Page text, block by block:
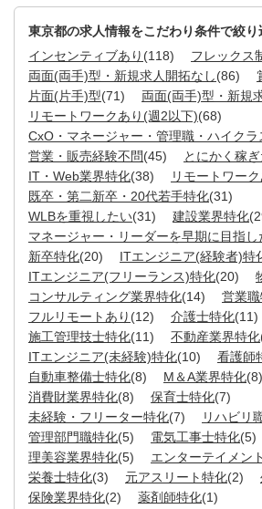
東京都の求人情報をこだわり条件で絞り
インセンティブあり (118) フレックス
両面(両手)型・新規求人開拓なし(86)
片面(片手)型(71) 両面(両手)型・新規
リモートワークあり(週2以下)(68)
CxO・マネージャー・管理職・ハイクラ
営業・販売経験不問(45) とにかく稼
IT・Web業界特化(38) リモートワー
既卒・第二新卒・20代若手特化(31)
WLBを重視したい(31) 建設業界特化
マネージャー・リーダーを早期に目指し
新卒特化(20) ITエンジニア(経験者)特
ITエンジニア(フリーランス)特化(20)
コンサルティング業界特化(14) 営業
フルリモートあり (12) 介護士特化(11)
施工管理技士特化(11) 不動産業界特化
ITエンジニア(未経験)特化(10) 看護師
自動車整備士特化(8) M＆A業界特化(8)
消費財業界特化(8) 保育士特化(7)
未経験・フリーター特化(7) リハビリ
管理部門職特化(5) 電気工事士特化(5)
理美容業界特化(5) エンターテイメン
栄養士特化(3) 元アスリート特化(2)
保険業界特化(2) 薬剤師特化(1)